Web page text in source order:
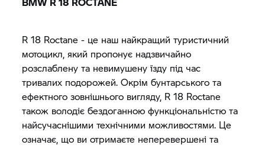
R 18 Roctane - це наш найкращий туристичний
мотоцикл, який пропонує надзвичайно
розслаблену та невимушену їзду під час
тривалих подорожей. Окрім бунтарського та
ефектного зовнішнього вигляду, R 18 Roctane
також володіє бездоганною функціональністю та
найсучаснішими технічними можливостями. Це
означає, що ви отримаєте неперевершені та